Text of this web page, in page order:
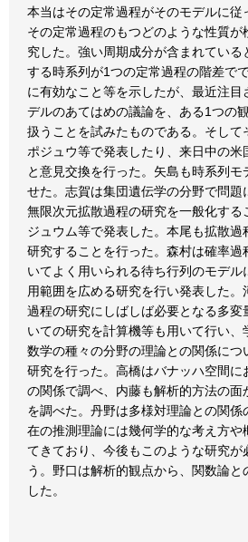
本当はその定常過程がそのモデルに従
その定常過程のもつどのような性質が
究した。強い周期成分が含まれている
する時系列が1つの定常過程の階差で
に有効なこと等を示したが、最近注目
デルのあてはめの議論を、ある1つの
扱うことを試みたものである。そして
ポジュウ等で発表したり、来日中の
と意見交換を行った。矢島も時系列モ
せた。志賀は集団遺伝学の分野で問題
無限次元拡散過程の研究を一般化する
ジュウム等で発表した。本尾も拡散過
研究することを行った。森村は確率過
いてよく用いられる待ち行列のモデル
用範囲を広める研究を行い発表した
過程の研究にしばしば必要となる多変
いての研究を計算機等も用いて行い、
数学の種々の分野の理論との関係につ
研究を行った。高橋はバナッハ空間に
の関係で調べ、内藤も解析的方法の面
を調べた。丹野は多様対理論との関係
在の推測理論には幾何学的な考え方や
てきており、今後もこのような研究が
う。野口は解析的観点から、関数論
した。